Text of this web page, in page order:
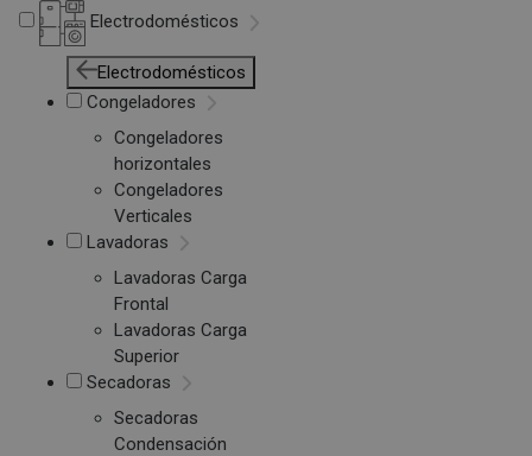
Electrodomésticos
Electrodomésticos
Congeladores
Congeladores
horizontales
Congeladores
Verticales
Lavadoras
Lavadoras Carga
Frontal
Lavadoras Carga
Superior
Secadoras
Secadoras
Condensación